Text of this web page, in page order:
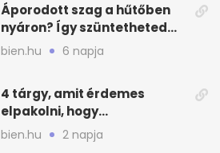
Áporodott szag a hűtőben
nyáron? Így szüntetheted
meg olcsón
bien.hu 6 napja
4 tárgy, amit érdemes
elpakolni, hogy
hűvösebbnek tűnjön a lakás
bien.hu 2 napja